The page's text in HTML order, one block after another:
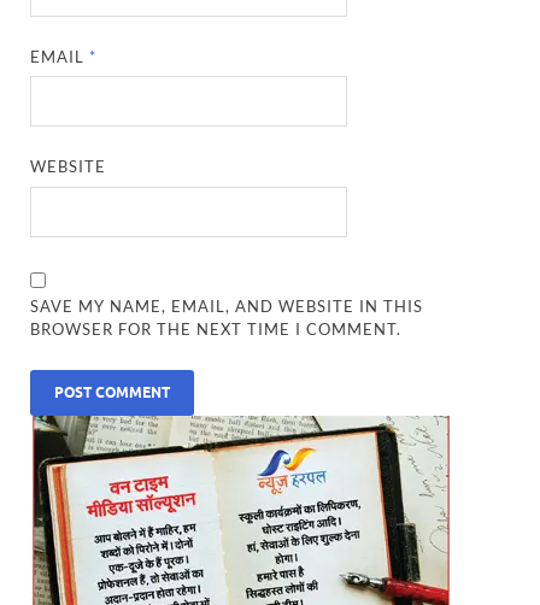
EMAIL *
WEBSITE
SAVE MY NAME, EMAIL, AND WEBSITE IN THIS
BROWSER FOR THE NEXT TIME I COMMENT.